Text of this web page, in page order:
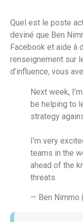
Quel est le poste
deviné que Ben
Facebook et aide à
renseignement sur
d’influence, vous
Next week,
be helping to
strategy
I’m very
teams in the
ahead of the
threats.
— Ben Nimmo